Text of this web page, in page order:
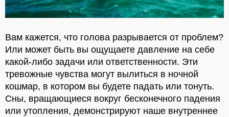
Вам кажется, что голова разрывается от проблем?
Или может быть вы ощущаете давление на себе
какой-либо задачи или ответственности. Эти
тревожные чувства могут вылиться в ночной
кошмар, в котором вы будете падать или тонуть.
Сны, вращающиеся вокруг бесконечного падения
или утопления, демонстрируют наше внутреннее